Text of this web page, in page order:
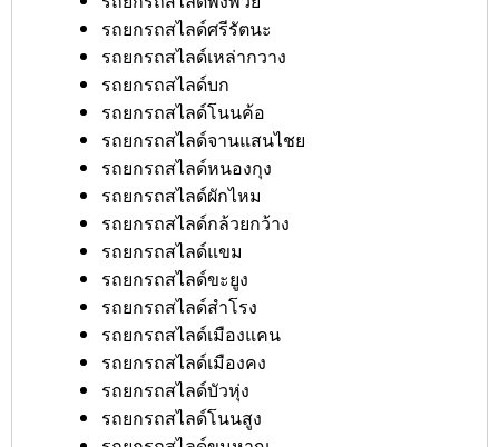
รถยกรถสไลด์ศรีรัตนะ
รถยกรถสไลด์เหล่ากวาง
รถยกรถสไลด์บก
รถยกรถสไลด์โนนค้อ
รถยกรถสไลด์จานแสนไชย
รถยกรถสไลด์หนองกุง
รถยกรถสไลด์ผักไหม
รถยกรถสไลด์กล้วยกว้าง
รถยกรถสไลด์แขม
รถยกรถสไลด์ขะยูง
รถยกรถสไลด์สำโรง
รถยกรถสไลด์เมืองแคน
รถยกรถสไลด์เมืองคง
รถยกรถสไลด์บัวหุ่ง
รถยกรถสไลด์โนนสูง